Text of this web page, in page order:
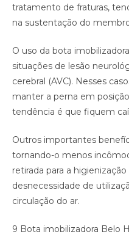
tratamento de fraturas,
na sustentação do
O uso da bota
situações de lesão
cerebral (AVC). Nesses
manter a perna em
tendência é que fiquem
Outros importantes
tornando-o menos
retirada para a
desnecessidade de
circulação do ar.
9 Bota imobilizadora Belo